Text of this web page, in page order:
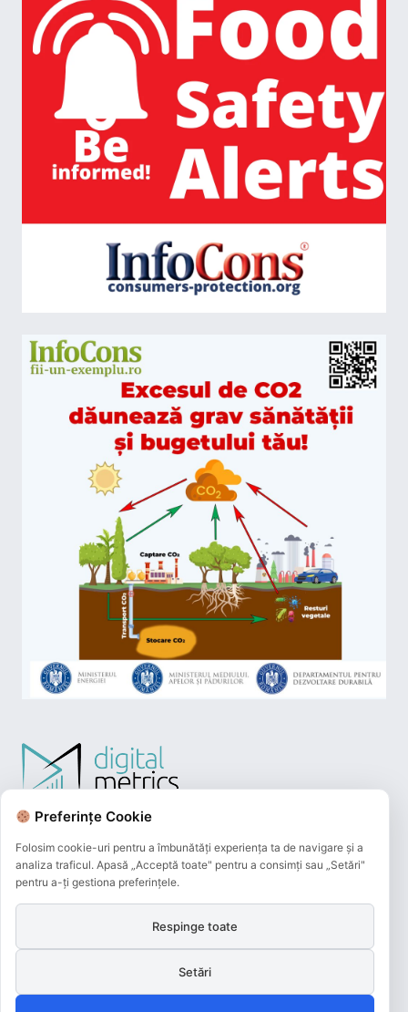
Plățile online efectuate pe acest site
sunt procesate de către Netopia Payments
și beneficiază de 3D-Secure.
Preferințe Cookie
Folosim cookie-uri pentru a îmbunătăți experiența ta de navigare și a
analiza traficul. Apasă „Acceptă toate" pentru a consimți sau „Setări"
pentru a-ți gestiona preferințele.
Respinge toate
Setări